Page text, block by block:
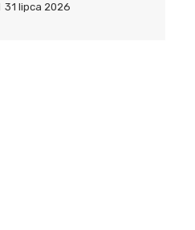
31 lipca 2026